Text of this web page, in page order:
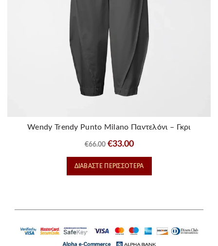
Wendy Trendy Punto Milano Παντελόνι – Γκρι
€66.00 Original
price
was:
€33.00Η
τρέχουσα
τιμή
ΔΙΑΒΆΣΤΕ ΠΕΡΙΣΣΌΤΕΡΑ